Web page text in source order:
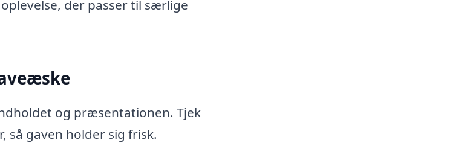
der passer til særlige
og præsentationen. Tjek
så gaven holder sig frisk.